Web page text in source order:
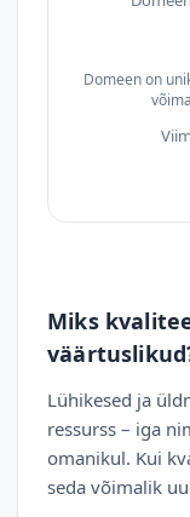
Domeen on
Miks
Lühikesed ja
ressurss – iga
omanikul. Kui
seda võimalik